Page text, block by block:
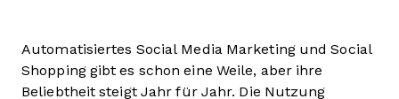
Automatisiertes Social Media Marketing und Social
Shopping gibt es schon eine Weile, aber ihre
Beliebtheit steigt Jahr für Jahr. Die Nutzung